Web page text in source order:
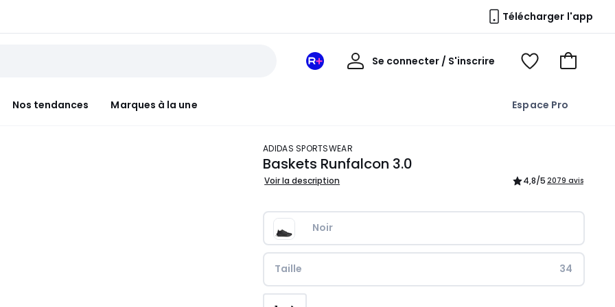
Télécharger l'app
Nos tendances Marques à la une Espace Pro
Mon
Se connecter / S'inscrire
Mon
Voir
Voir
ADIDAS SPORTSWEAR
Baskets Runfalcon 3.0
Voir la description 4,8/5 2079 avis
Noir
Taille 34